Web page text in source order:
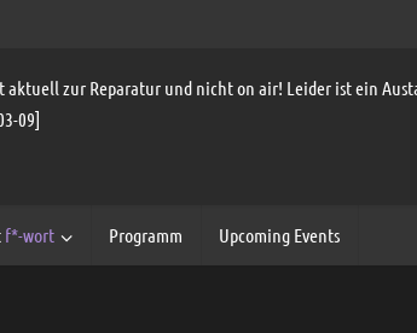
aktuell zur Reparatur und nicht on air! Leider ist ein
09]
f*-wort Programm Upcoming Events